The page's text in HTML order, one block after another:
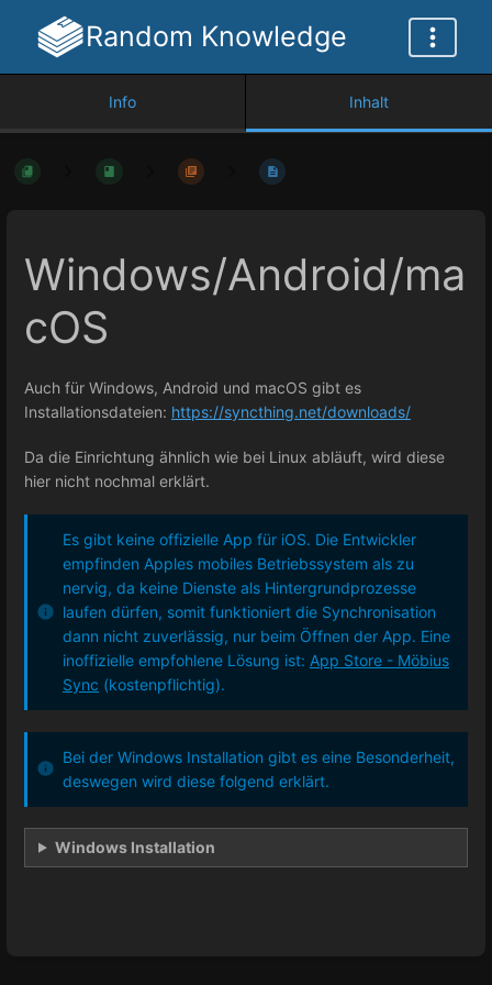
Random Knowledge
Info Inhalt
Windows/Android/ma
cOS
Auch für Windows, Android und macOS gibt es
Installationsdateien: https://syncthing.net/downloads/
Da die Einrichtung ähnlich wie bei Linux abläuft, wird diese
hier nicht nochmal erklärt.
Es gibt keine offizielle App für iOS. Die Entwickler
empfinden Apples mobiles Betriebssystem als zu
nervig, da keine Dienste als Hintergrundprozesse
laufen dürfen, somit funktioniert die Synchronisation
dann nicht zuverlässig, nur beim Öffnen der App. Eine
inoffizielle empfohlene Lösung ist: App Store - Möbius
Sync (kostenpflichtig).
Bei der Windows Installation gibt es eine Besonderheit,
deswegen wird diese folgend erklärt.
Windows Installation